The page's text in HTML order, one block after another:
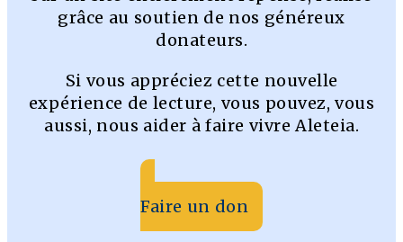
grâce au soutien de nos généreux
donateurs.
Si vous appréciez cette nouvelle
expérience de lecture, vous pouvez, vous
aussi, nous aider à faire vivre Aleteia.
Faire un don